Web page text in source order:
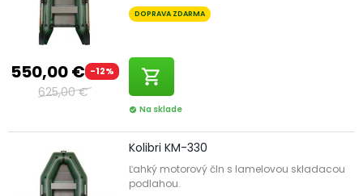
550,00 € -12%
625,00 €
DOPRAVA ZDARMA
shopping_cart
check_circle Na sklade
Kolibri KM-330
Ľahký motorový čln s lamelovou skladacou
podlahou.